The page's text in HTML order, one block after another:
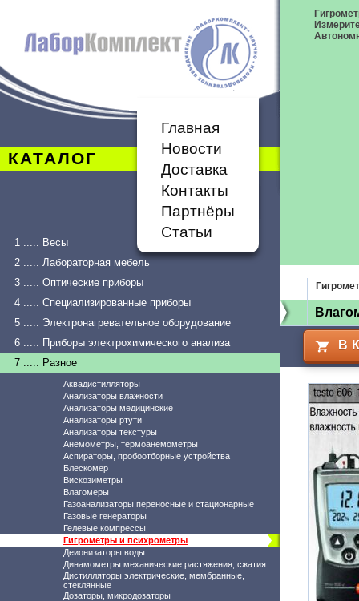
КАТАЛОГ
Главная
Новости
Доставка
Контакты
Партнёры
Статьи
1 ..... Весы
2 ..... Лабораторная мебель
3 ..... Оптические приборы
4 ..... Специализированные приборы
5 ..... Электронагревательное оборудование
6 ..... Приборы электрохимического анализа
7 ..... Разное
Аквадистилляторы
Анализаторы влажности
Анализаторы медицинские
Анализаторы ртути
Анализаторы текстуры
Анемометры, термоанемометры
Аспираторы, пробоотборные устройства
Блескомер
Вискозиметры
Влагомеры
Газоанализаторы переносные и стационарные
Газовые генераторы
Гелевые компрессы
Гигрометры и психрометры
Деионизаторы воды
Динамометры механические растяжения, сжатия
Дистилляторы электрические, мембранные,
стеклянные
Дозаторы, микродозаторы
В